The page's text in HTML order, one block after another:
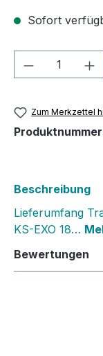
Sofort
Produkt
Zum Merkzettel
Beschreibung
Lieferumfang
KS-EXO 18…
Bewertungen